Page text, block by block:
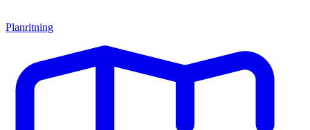
Planritning